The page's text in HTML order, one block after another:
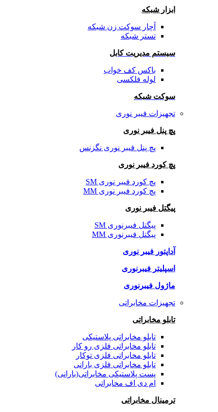
ابزار شبکه
آچار سوکت زن شبکه
تستر شبکه
سیستم مدیریت کابل
باکس کف خواب
لوله فلکسی
سوکت شبکه
تجهیزات فیبر نوری
پچ پنل فیبر نوری
پچ پنل فیبر نوری نگزنس
پچ کورد فیبر نوری
پچ کورد فیبر نوری SM
پچ کورد فیبر نوری MM
پیگتل فیبر نوری
پیگتل فیبرنوری SM
پیگتل فیبرنوری MM
آداپتور فیبر نوری
اسپلیتر فیبرنوری
ماژول فیبرنوری
تجهیزات مخابراتی
تابلو مخابراتی
تابلو مخابراتی پلاستیکی
تابلو مخابراتی فلزی رو کار
تابلو مخابراتی فلزی توکار
تابلو مخابراتی فلزی بارانی
پست پلاستیکی مخابراتی(بارانی)
ام دی اف مخابراتی
ترمینال مخابراتی